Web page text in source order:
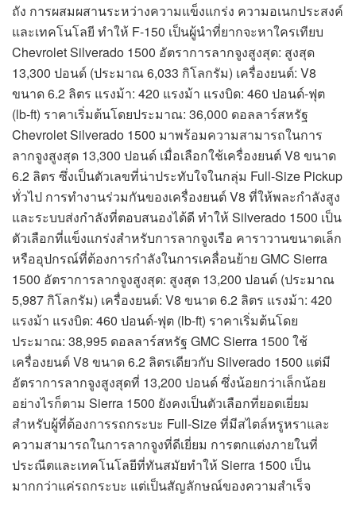
ถัง การผสมผสานระหว่างความแข็งแกร่ง ความอเนกประสงค์
และเทคโนโลยี ทำให้ F-150 เป็นผู้นำที่ยากจะหาใครเทียบ
Chevrolet Silverado 1500 อัตราการลากจูงสูงสุด: สูงสุด
13,300 ปอนด์ (ประมาณ 6,033 กิโลกรัม) เครื่องยนต์: V8
ขนาด 6.2 ลิตร แรงม้า: 420 แรงม้า แรงบิด: 460 ปอนด์-ฟุต
(lb-ft) ราคาเริ่มต้นโดยประมาณ: 36,000 ดอลลาร์สหรัฐ
Chevrolet Silverado 1500 มาพร้อมความสามารถในการ
ลากจูงสูงสุด 13,300 ปอนด์ เมื่อเลือกใช้เครื่องยนต์ V8 ขนาด
6.2 ลิตร ซึ่งเป็นตัวเลขที่น่าประทับใจในกลุ่ม Full-Size Pickup
ทั่วไป การทำงานร่วมกันของเครื่องยนต์ V8 ที่ให้พละกำลังสูง
และระบบส่งกำลังที่ตอบสนองได้ดี ทำให้ Silverado 1500 เป็น
ตัวเลือกที่แข็งแกร่งสำหรับการลากจูงเรือ คาราวานขนาดเล็ก
หรืออุปกรณ์ที่ต้องการกำลังในการเคลื่อนย้าย GMC Sierra
1500 อัตราการลากจูงสูงสุด: สูงสุด 13,200 ปอนด์ (ประมาณ
5,987 กิโลกรัม) เครื่องยนต์: V8 ขนาด 6.2 ลิตร แรงม้า: 420
แรงม้า แรงบิด: 460 ปอนด์-ฟุต (lb-ft) ราคาเริ่มต้นโดย
ประมาณ: 38,995 ดอลลาร์สหรัฐ GMC Sierra 1500 ใช้
เครื่องยนต์ V8 ขนาด 6.2 ลิตรเดียวกับ Silverado 1500 แต่มี
อัตราการลากจูงสูงสุดที่ 13,200 ปอนด์ ซึ่งน้อยกว่าเล็กน้อย
อย่างไรก็ตาม Sierra 1500 ยังคงเป็นตัวเลือกที่ยอดเยี่ยม
สำหรับผู้ที่ต้องการรถกระบะ Full-Size ที่มีสไตล์หรูหราและ
ความสามารถในการลากจูงที่ดีเยี่ยม การตกแต่งภายในที่
ประณีตและเทคโนโลยีที่ทันสมัยทำให้ Sierra 1500 เป็น
มากกว่าแค่รถกระบะ แต่เป็นสัญลักษณ์ของความสำเร็จ